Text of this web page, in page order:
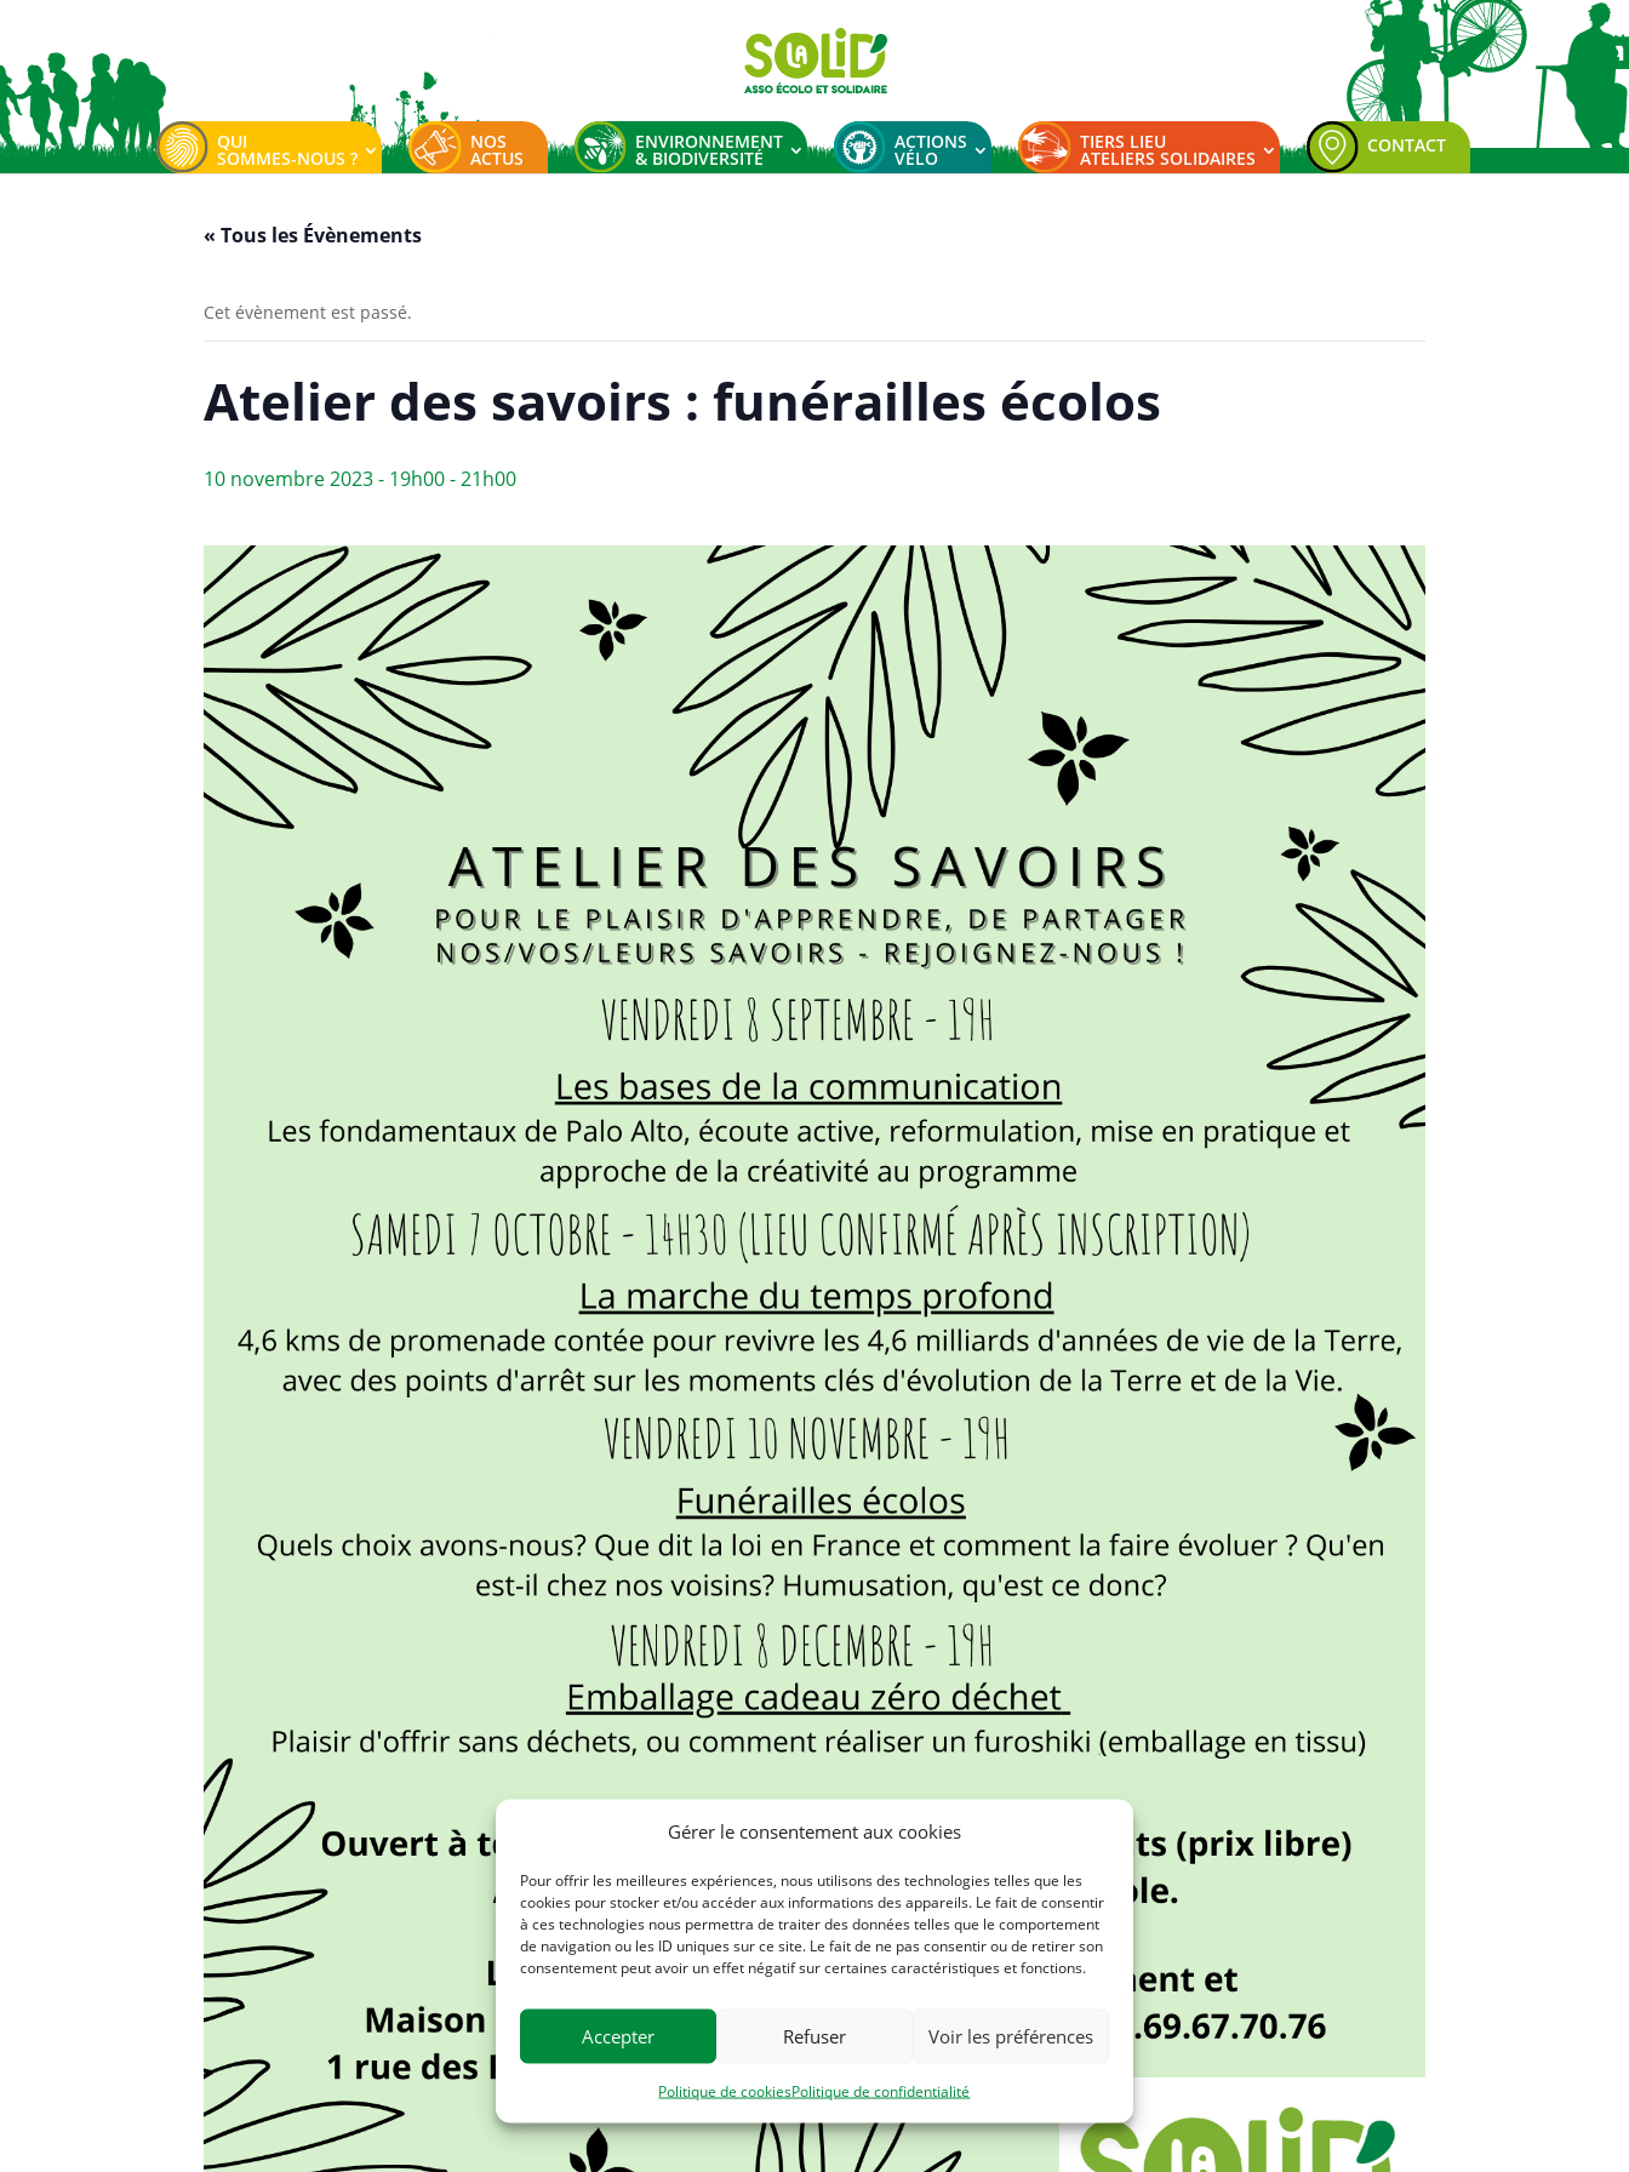
Gérer le consentement aux cookies
Pour offrir les meilleures expériences, nous utilisons des technologies telles que les
cookies pour stocker et/ou accéder aux informations des appareils. Le fait de consentir
à ces technologies nous permettra de traiter des données telles que le comportement
de navigation ou les ID uniques sur ce site. Le fait de ne pas consentir ou de retirer son
consentement peut avoir un effet négatif sur certaines caractéristiques et fonctions.
Accepter Refuser Voir les préférences
Politique de cookiesPolitique de confidentialité
QUI
SOMMES-NOUS ?
NOS
ACTUS
ENVIRONNEMENT
& BIODIVERSITÉ
ACTIONS
VÉLO
TIERS LIEU
ATELIERS SOLIDAIRES
CONTACT
« Tous les Évènements
Cet évènement est passé.
Atelier des savoirs : funérailles écolos
10 novembre 2023 - 19h00-21h00